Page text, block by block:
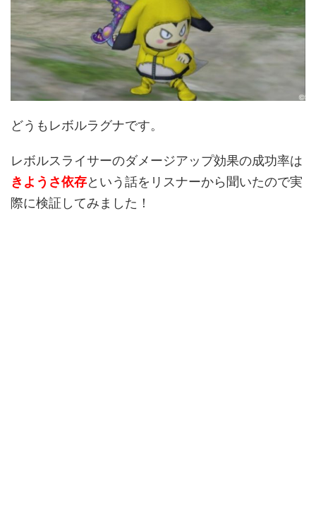
どうもレボルラグナです。
レボルスライサーのダメージアップ効果の成功率は
きようさ依存という話をリスナーから聞いたので実
際に検証してみました！